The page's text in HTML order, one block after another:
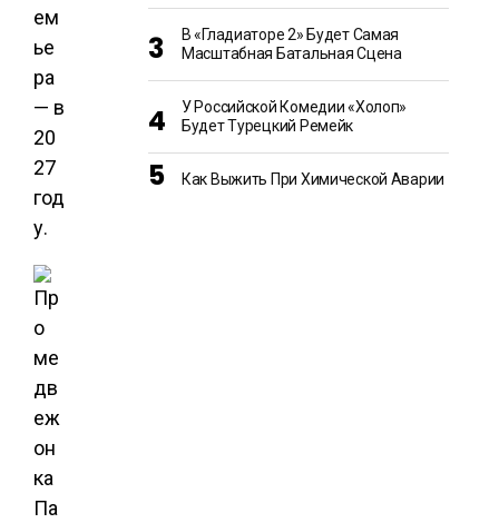
ем
ье
ра
— в
20
27
год
у.
В «Гладиаторе 2» Будет Самая
Масштабная Батальная Сцена
У Российской Комедии «Холоп»
Будет Турецкий Ремейк
Как Выжить При Химической Аварии